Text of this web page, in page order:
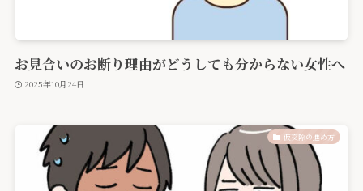
お見合いのお断り理由がどうしても分からない女性へ
2025年10月24日
仮交際の進め方